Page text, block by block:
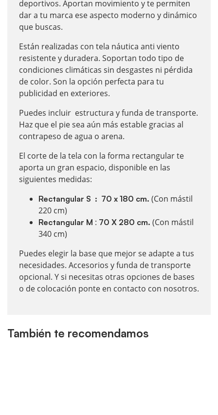
deportivos. Aportan movimiento y te permiten
dar a tu marca ese aspecto moderno y dinámico
que buscas.
Están realizadas con tela náutica anti viento
resistente y duradera. Soportan todo tipo de
condiciones climáticas sin desgastes ni pérdida
de color. Son la opción perfecta para tu
publicidad en exteriores.
Puedes incluir estructura y funda de transporte.
Haz que el pie sea aún más estable gracias al
contrapeso de agua o arena.
El corte de la tela con la forma rectangular te
aporta un gran espacio, disponible en las
siguientes medidas:
Rectangular S : 70 x 180 cm. (Con mástil
220 cm)
Rectangular M : 70 X 280 cm. (Con mástil
340 cm)
Puedes elegir la base que mejor se adapte a tus
necesidades. Accesorios y funda de transporte
opcional. Y si necesitas otras opciones de bases
o de colocación ponte en contacto con nosotros.
También te recomendamos